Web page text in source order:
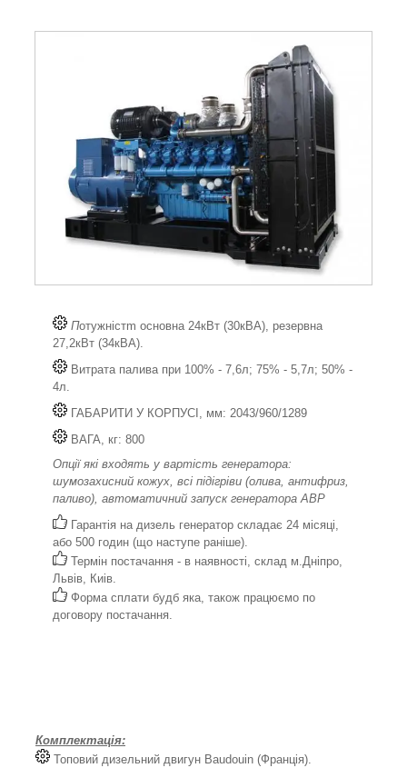
Потужністm основна 24кВт (30кВА), резервна
27,2кВт (34кВА).
Витрата палива при 100% - 7,6л; 75% - 5,7л; 50% -
4л.
ГАБАРИТИ У КОРПУСІ, мм: 2043/960/1289
ВАГА, кг: 800
Опції які входять у вартість генератора:
шумозахисний кожух, всі підігріви (олива, антифриз,
паливо), автоматичний запуск генератора АВР
Гарантія на дизель генератор складає 24 місяці,
або 500 годин (що наступе раніше).
Термін постачання - в наявності, склад м.Дніпро,
Львів, Киів.
Форма сплати будб яка, також працюємо по
договору постачання.
Комплектація:
Топовий дизельний двигун Baudouin (Франція).